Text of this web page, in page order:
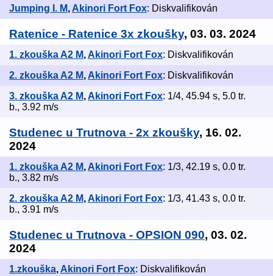
Jumping I. M, Akinori Fort Fox: Diskvalifikován
Ratenice - Ratenice 3x zkoušky, 03. 03. 2024
1. zkouška A2 M,Akinori Fort Fox: Diskvalifikován
2. zkouška A2 M, Akinori Fort Fox: Diskvalifikován
3. zkouška A2 M,Akinori Fort Fox: 1/4, 45.94 s, 5.0 tr.
b., 3.92 m/s
Studenec u Trutnova - 2x zkoušky, 16. 02.
2024
1. zkouška A2 M, Akinori Fort Fox: 1/3, 42.19 s, 0.0 tr.
b., 3.82 m/s
2. zkouška A2 M,Akinori Fort Fox: 1/3, 41.43 s, 0.0 tr.
b., 3.91 m/s
Studenec u Trutnova - OPSION 090, 03. 02.
2024
1.zkouška, Akinori Fort Fox: Diskvalifikován